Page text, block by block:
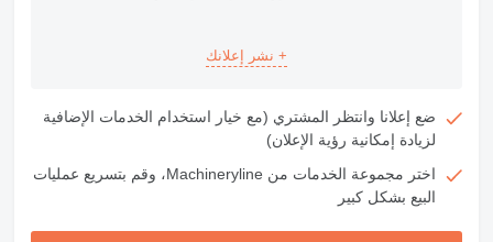
+ نشر إعلانك
ضع إعلانا وانتظر المشتري (مع خيار استخدام الخدمات الإضافية
لزيادة إمكانية رؤية الإعلان)
اختر مجموعة الخدمات من Machineryline، وقم بتسريع عمليات
البيع بشكل كبير